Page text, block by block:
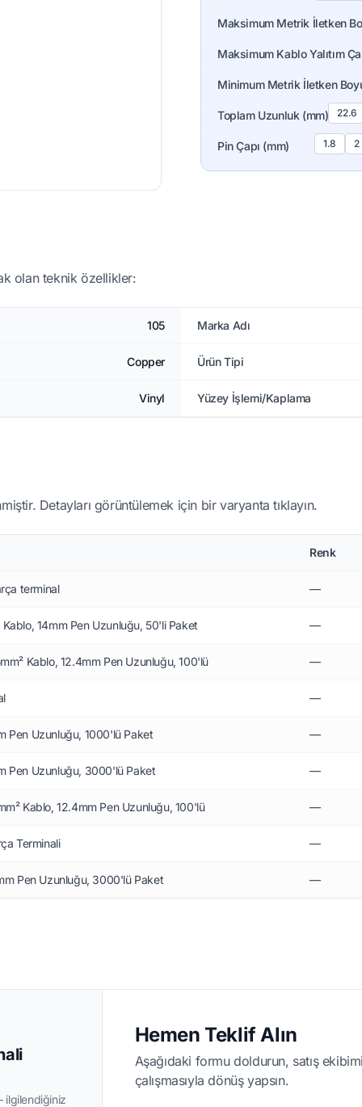
Maksimum Metrik İletken
Maksimum Kablo Yalıtım
Minimum Metrik İletken
Toplam Uzunluk (mm) 22.6
Pin Çapı (mm) 1.8 2
olan teknik özellikler:
105 Marka Adı
Copper Ürün Tipi
Vinyl Yüzey İşlemi/Kaplama
Detayları görüntülemek için bir varyanta tıklayın.
Renk
terminal —
Kablo, 14mm Pen Uzunluğu, 50'li Paket —
Kablo, 12.4mm Pen Uzunluğu, 100'lü —
—
Pen Uzunluğu, 1000'lü Paket —
Pen Uzunluğu, 3000'lü Paket —
Kablo, 12.4mm Pen Uzunluğu, 100'lü —
Terminali —
Pen Uzunluğu, 3000'lü Paket —
ilgilendiğiniz
Hemen Teklif Alın
Aşağıdaki formu doldurun, satış
çalışmasıyla dönüş yapsın.